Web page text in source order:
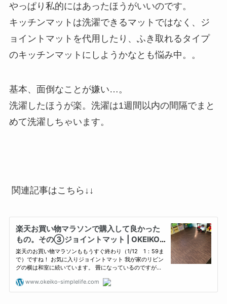
やっぱり私的にはあったほうがいいのです。
キッチンマットは洗濯できるマットではなく、ジ
ョイントマットを代用したり、ふき取れるタイプ
のキッチンマットにしようかなとも悩み中。。
基本、面倒なことが嫌い…。
洗濯したほうが楽。洗濯は1週間以内の間隔でまと
めて洗濯しちゃいます。
関連記事はこちら↓↓